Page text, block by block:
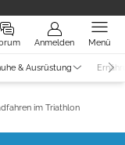
Anmelden Menü
& Ausrüstung
im Triathlon